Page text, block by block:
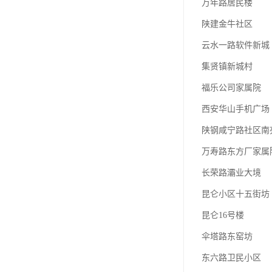
万年路居民楼
陕建金牛社区
云水一路软件新城
集贤镇新城村
福乐公司家属院
西安华山手机广场
陕钢咸宁路社区南
万寿路东方厂家属
长荣路灞业大境
昆仑小区十五街坊
昆仑16号楼
伞塔路东窑坊
东六路卫民小区